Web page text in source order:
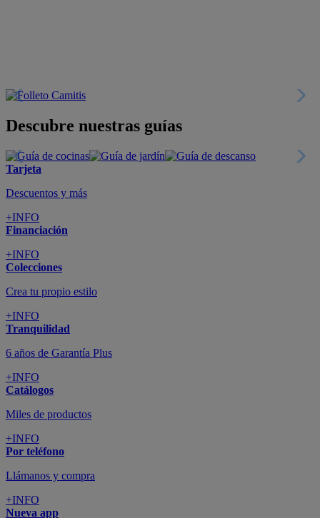
Descubre nuestras guías
Tarjeta
Descuentos y más
+INFO
Financiación
+INFO
Colecciones
Crea tu propio estilo
+INFO
Tranquilidad
6 años de Garantía Plus
+INFO
Catálogos
Miles de productos
+INFO
Por teléfono
Llámanos y compra
+INFO
Nueva app